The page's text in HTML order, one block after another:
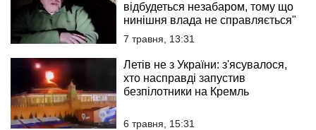
відбудеться незабаром, тому що
нинішня влада не справляється"
7 травня, 13:31
Летів не з України: з'ясувалося,
хто насправді запустив
безпілотники на Кремль
6 травня, 15:31